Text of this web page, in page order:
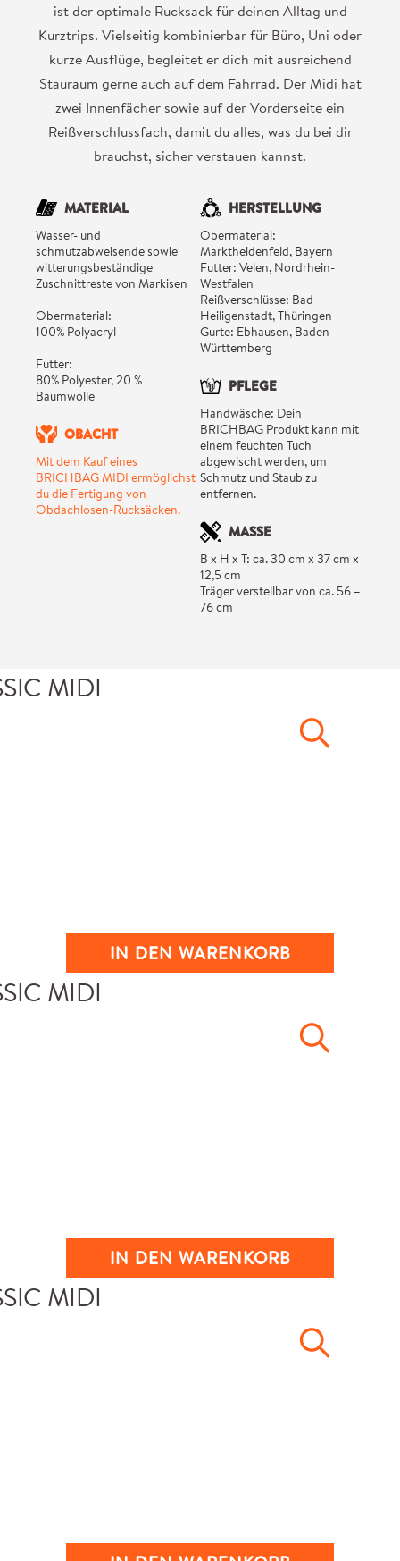
ist der optimale Rucksack für deinen Alltag und
Kurztrips. Vielseitig kombinierbar für Büro, Uni oder
kurze Ausflüge, begleitet er dich mit ausreichend
Stauraum gerne auch auf dem Fahrrad. Der Midi hat
zwei Innenfächer sowie auf der Vorderseite ein
Reißverschlussfach, damit du alles, was du bei dir
brauchst, sicher verstauen kannst.
MATERIAL
Wasser- und
schmutzabweisende sowie
witterungsbeständige
Zuschnittreste von Markisen
Obermaterial:
100% Polyacryl
Futter:
80% Polyester, 20 %
Baumwolle
OBACHT
Mit dem Kauf eines
BRICHBAG MIDI ermöglichst
du die Fertigung von
Obdachlosen-Rucksäcken.
HERSTELLUNG
Obermaterial:
Marktheidenfeld, Bayern
Futter: Velen, Nordrhein-
Westfalen
Reißverschlüsse: Bad
Heiligenstadt, Thüringen
Gurte: Ebhausen, Baden-
Württemberg
PFLEGE
Handwäsche: Dein
BRICHBAG Produkt kann mit
einem feuchten Tuch
abgewischt werden, um
Schmutz und Staub zu
entfernen.
MASSE
B x H x T: ca. 30 cm x 37 cm x
12,5 cm
Träger verstellbar von ca. 56 –
76 cm
IN DEN WARENKORB
IN DEN WARENKORB